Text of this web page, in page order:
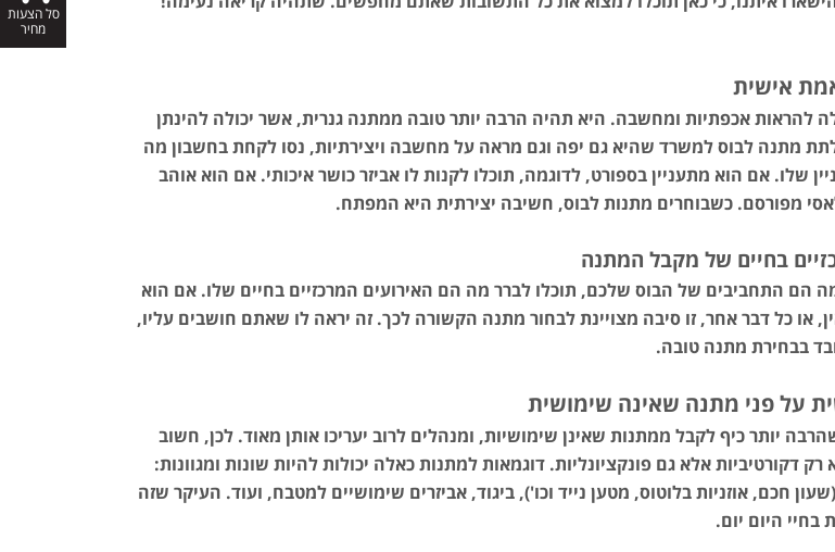
אישית
להראות אכפתיות ומחשבה. היא תהיה הרבה יותר טובה ממתנה גנרית, אשר יכולה להינתן
מתנה לבוס למשרד שהיא גם יפה וגם מראה על מחשבה ויצירתיות, נסו לקחת בחשבון מה
שלו. אם הוא מתעניין בספורט, לדוגמה, תוכלו לקנות לו אביזר כושר איכותי. אם הוא אוהב
מפורסם. כשבוחרים מתנות לבוס, חשיבה יצירתית היא המפתח.
בחיים של מקבל המתנה
הם התחביבים של הבוס שלכם, תוכלו לברר מה הם האירועים המרכזיים בחיים שלו. אם הוא
או כל דבר אחר, זו סיבה מצויינת לבחור מתנה הקשורה לכך. זה יראה לו שאתם חושבים עליו,
בבחירת מתנה טובה.
על פני מתנה שאינה שימושית
יותר כיף לקבל ממתנות שאינן שימושיות, ומנהלים לרוב יעריכו אותן מאוד. לכן, חשוב
דקורטיביות אלא גם פונקציונליות. דוגמאות למתנות כאלה יכולות להיות שונות ומגוונות:
חכם, אוזניות בלוטוס, מטען נייד וכו'), ביגוד, אביזרים שימושיים למטבח, ועוד. העיקר שזה
היום יום.
סל הצעות
מחיר